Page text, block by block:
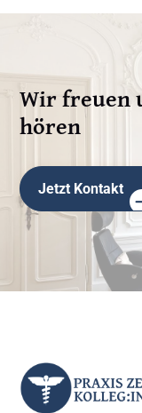
Wir freuen
hören
Jetzt Kontakt